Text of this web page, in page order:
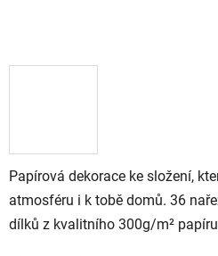
Papírová dekorace ke složení,
atmosféru i k tobě domů. 36
dílků z kvalitního 300g/m²